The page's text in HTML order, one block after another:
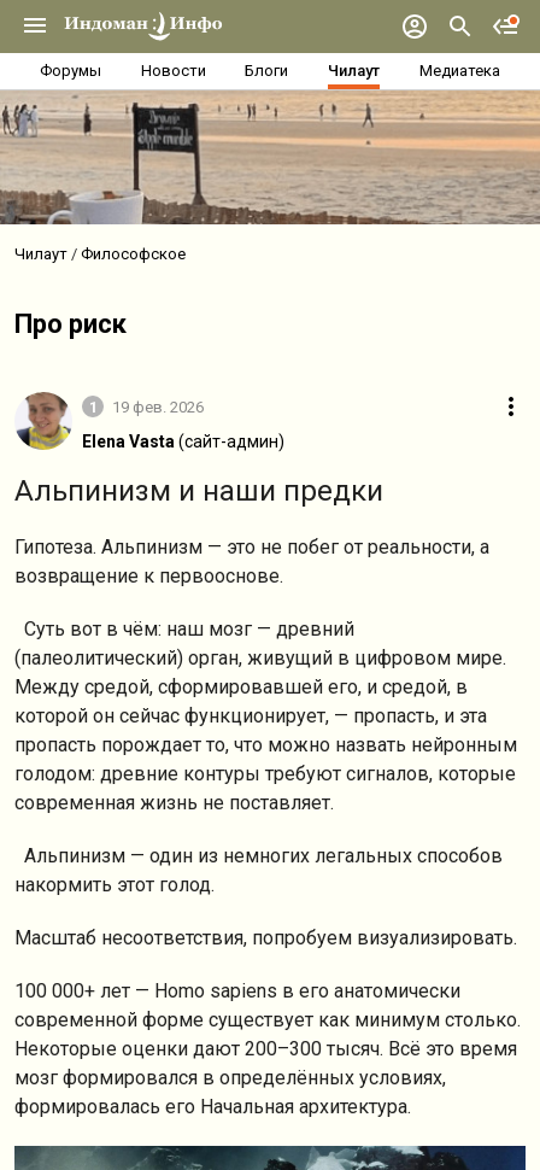
Форумы Новости Блоги Чилаут Медиатека
Чилаут Философское
Про риск
1 19 фев. 2026
Elena Vasta (сайт-админ)
Альпинизм и наши предки
Гипотеза. Альпинизм — это не побег от реальности, а
возвращение к первооснове.
Суть вот в чём: наш мозг — древний
(палеолитический) орган, живущий в цифровом мире.
Между средой, сформировавшей его, и средой, в
которой он сейчас функционирует, — пропасть, и эта
пропасть порождает то, что можно назвать нейронным
голодом: древние контуры требуют сигналов, которые
современная жизнь не поставляет.
Альпинизм — один из немногих легальных способов
накормить этот голод.
Масштаб несоответствия, попробуем визуализировать.
100 000+ лет — Homo sapiens в его анатомически
современной форме существует как минимум столько.
Некоторые оценки дают 200–300 тысяч. Всё это время
мозг формировался в определённых условиях,
формировалась его Начальная архитектура.